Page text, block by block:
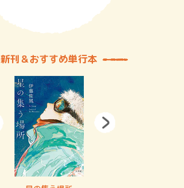
新刊＆おすすめ単行本